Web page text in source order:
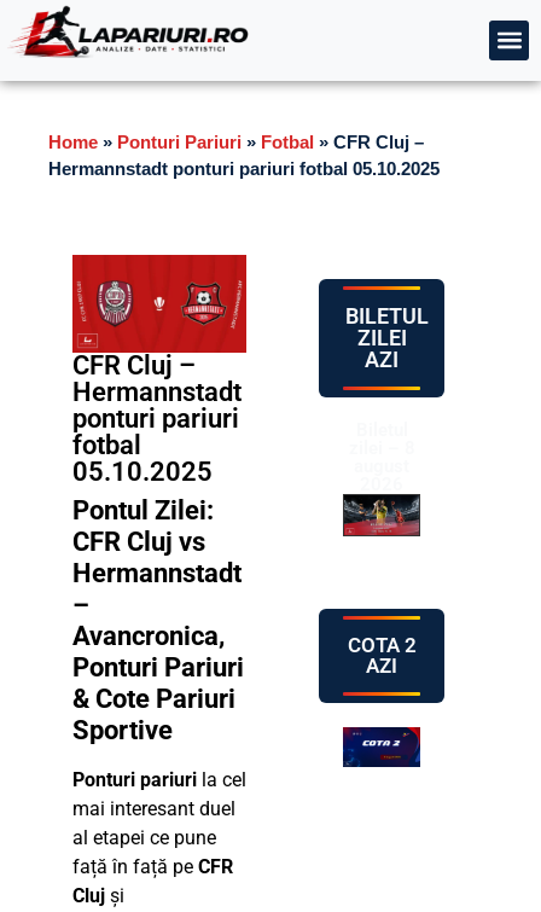
Home » Ponturi Pariuri » Fotbal » CFR Cluj –
Hermannstadt ponturi pariuri fotbal 05.10.2025
CFR Cluj –
Hermannstadt
ponturi pariuri
fotbal
05.10.2025
Pontul Zilei:
CFR Cluj vs
Hermannstadt
–
Avancronica,
Ponturi Pariuri
& Cote Pariuri
Sportive
Ponturi pariuri la cel
mai interesant duel
al etapei ce pune
față în față pe CFR
Cluj și
BILETUL
ZILEI
AZI
COTA 2
AZI